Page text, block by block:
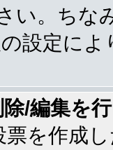
い。ちな
の設定に
/編集を
を作成